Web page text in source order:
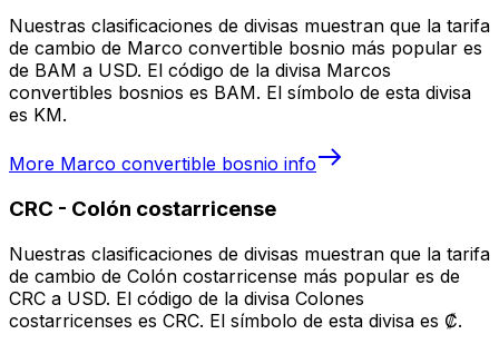
Nuestras clasificaciones de divisas muestran que la tarifa
de cambio de Marco convertible bosnio más popular es
de BAM a USD. El código de la divisa Marcos
convertibles bosnios es BAM. El símbolo de esta divisa
es KM.
More Marco convertible bosnio info
CRC - Colón costarricense
Nuestras clasificaciones de divisas muestran que la tarifa
de cambio de Colón costarricense más popular es de
CRC a USD. El código de la divisa Colones
costarricenses es CRC. El símbolo de esta divisa es ₡.